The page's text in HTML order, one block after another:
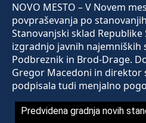
NOVO MESTO – V Novem
povpraševanja po
Stanovanjski sklad
izgradnjo javnih najemniških
Podbreznik in Brod-Drage.
Gregor Macedoni in direktor
podpisala tudi menjalno
Predvidena gradnja novih